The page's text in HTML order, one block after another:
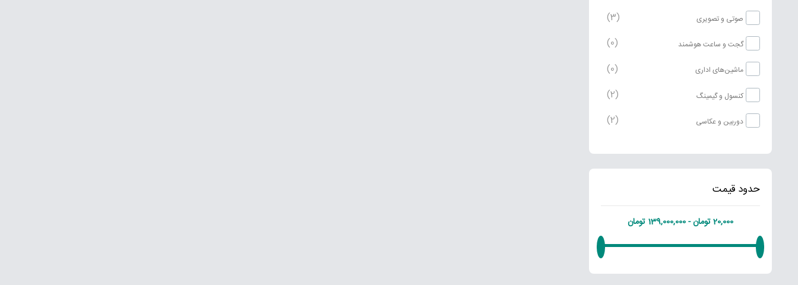
صوتی و تصویری (3)
گجت و ساعت هوشمند (0)
ماشین‌های اداری (0)
کنسول و گیمینگ (2)
دوربین و عکاسی (2)
حدود قیمت